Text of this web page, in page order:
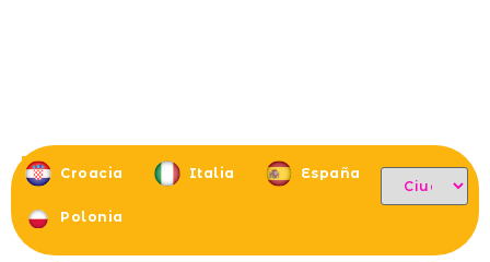
Croacia Italia España
Polonia